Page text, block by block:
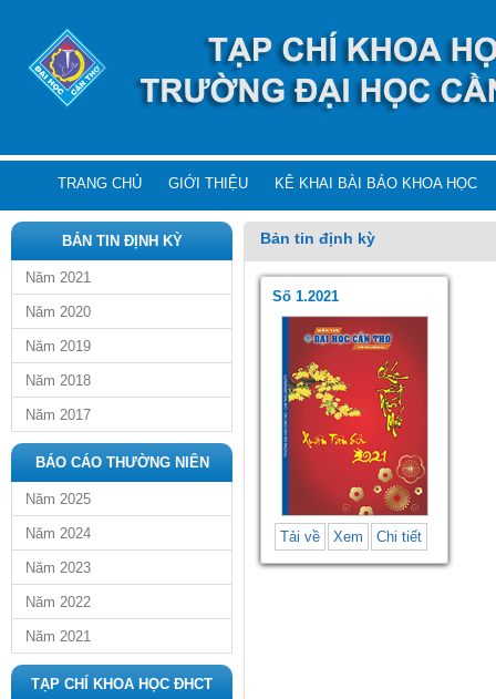
TRANG CHỦ GIỚI THIỆU KÊ KHAI BÀI BÁO KHOA HỌC
BẢN TIN ĐỊNH KỲ
Năm 2021
Năm 2020
Năm 2019
Năm 2018
Năm 2017
BÁO CÁO THƯỜNG NIÊN
Năm 2025
Năm 2024
Năm 2023
Năm 2022
Năm 2021
TẠP CHÍ KHOA HỌC ĐHCT
Bản tin định kỳ
Số 1.2021
Tải về Xem Chi tiết